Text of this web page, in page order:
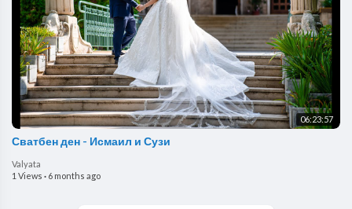
06:23:57
Сватбен ден - Исмаил и Сузи
Valyata
1 Views · 6 months ago